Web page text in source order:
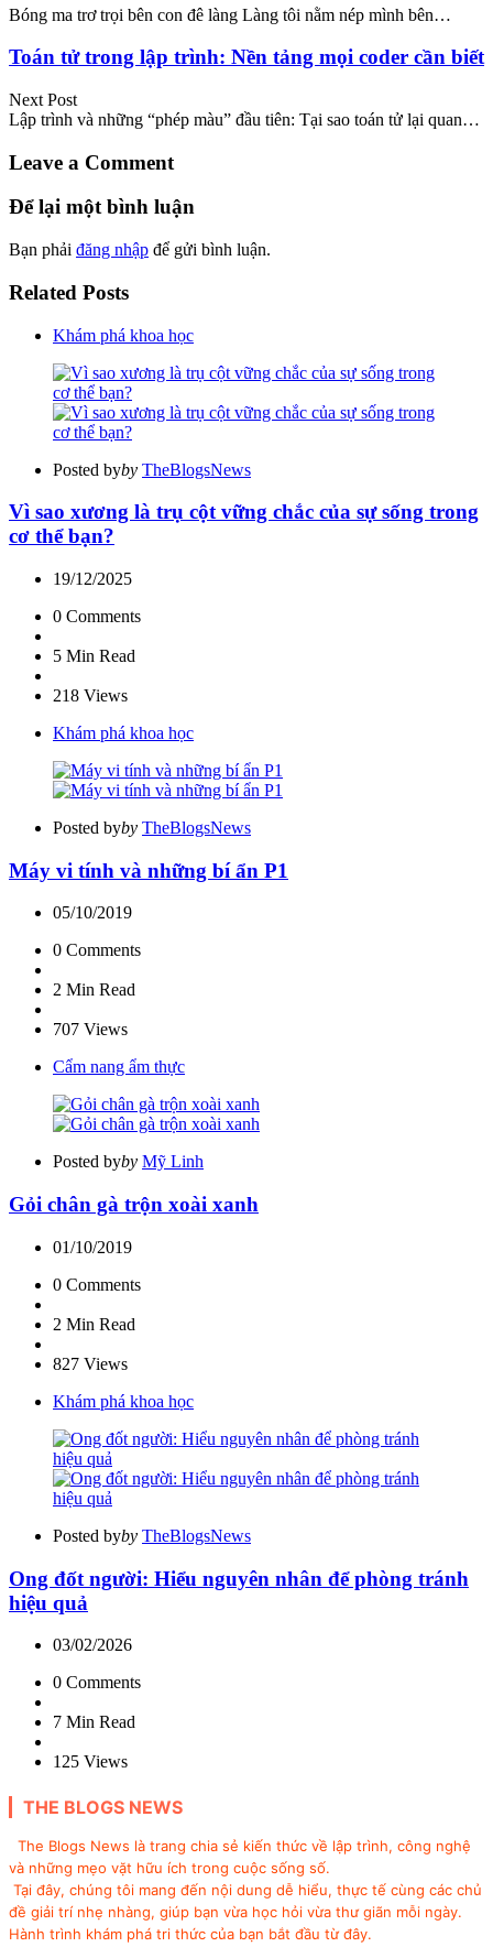
Bóng ma trơ trọi bên con đê làng Làng tôi nằm nép mình bên…
Toán tử trong lập trình: Nền tảng mọi coder cần biết
Next Post
Lập trình và những “phép màu” đầu tiên: Tại sao toán tử lại quan…
Leave a Comment
Để lại một bình luận
Bạn phải đăng nhập để gửi bình luận.
Related Posts
Khám phá khoa học
Posted byby TheBlogsNews
Vì sao xương là trụ cột vững chắc của sự sống trong
cơ thể bạn?
19/12/2025
0 Comments
5 Min Read
218 Views
Khám phá khoa học
Posted byby TheBlogsNews
Máy vi tính và những bí ẩn P1
05/10/2019
0 Comments
2 Min Read
707 Views
Cẩm nang ẩm thực
Posted byby Mỹ Linh
Gỏi chân gà trộn xoài xanh
01/10/2019
0 Comments
2 Min Read
827 Views
Khám phá khoa học
Posted byby TheBlogsNews
Ong đốt người: Hiểu nguyên nhân để phòng tránh
hiệu quả
03/02/2026
0 Comments
7 Min Read
125 Views
THE BLOGS NEWS
The Blogs News là trang chia sẻ kiến thức về lập trình, công nghệ
và những mẹo vặt hữu ích trong cuộc sống số.
Tại đây, chúng tôi mang đến nội dung dễ hiểu, thực tế cùng các chủ
đề giải trí nhẹ nhàng, giúp bạn vừa học hỏi vừa thư giãn mỗi ngày.
Hành trình khám phá tri thức của bạn bắt đầu từ đây.